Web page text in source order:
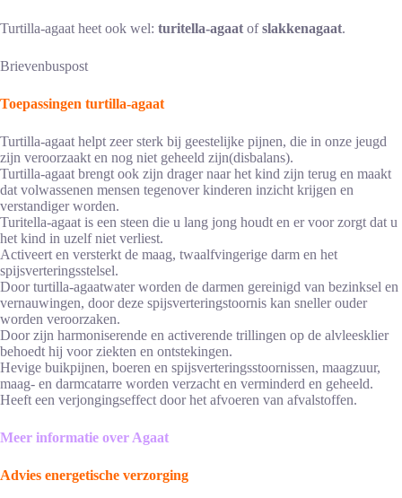
Turtilla-agaat heet ook wel: turitella-agaat ofslakkenagaat.
Brievenbuspost
Toepassingen turtilla-agaat
Turtilla-agaat helpt zeer sterk bij geestelijke pijnen, die in onze jeugd
zijn veroorzaakt en nog niet geheeld zijn(disbalans).
Turtilla-agaat brengt ook zijn drager naar het kind zijn terug en maakt
dat volwassenen mensen tegenover kinderen inzicht krijgen en
verstandiger worden.
Turitella-agaat is een steen die u lang jong houdt en er voor zorgt dat u
het kind in uzelf niet verliest.
Activeert en versterkt de maag, twaalfvingerige darm en het
spijsverteringsstelsel.
Door turtilla-agaatwater worden de darmen gereinigd van bezinksel en
vernauwingen, door deze spijsverteringstoornis kan sneller ouder
worden veroorzaken.
Door zijn harmoniserende en activerende trillingen op de alvleesklier
behoedt hij voor ziekten en ontstekingen.
Hevige buikpijnen, boeren en spijsverteringsstoornissen, maagzuur,
maag- en darmcatarre worden verzacht en verminderd en geheeld.
Heeft een verjongingseffect door het afvoeren van afvalstoffen.
Meer informatie over Agaat
Advies energetische verzorging